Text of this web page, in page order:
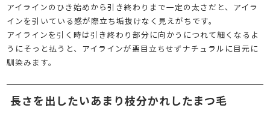
アイラインのひき始めから引き終わりまで一定の太さだと、アイラ
インを引いている感が際立ち垢抜けなく見えがちです。
アイラインを引く時は引き終わり部分に向かうにつれて細くなるよ
うにそっと払うと、アイラインが悪目立ちせずナチュラルに目元に
馴染みます。
長さを出したいあまり枝分かれしたまつ毛